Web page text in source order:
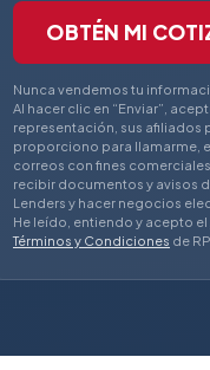
OBTÉN MI
Nunca vendemos tu
Al hacer clic en “Enviar”,
representación, sus afiliados
proporciono para llamarme,
correos con fines
recibir documentos y avisos
Lenders y hacer negocios
He leído, entiendo y acepto el
Términos y Condiciones de